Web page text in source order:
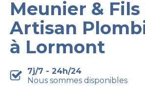
Meunier & Fils
Artisan
à Lormont
7j/7 - 24h/24
Nous sommes disponibles